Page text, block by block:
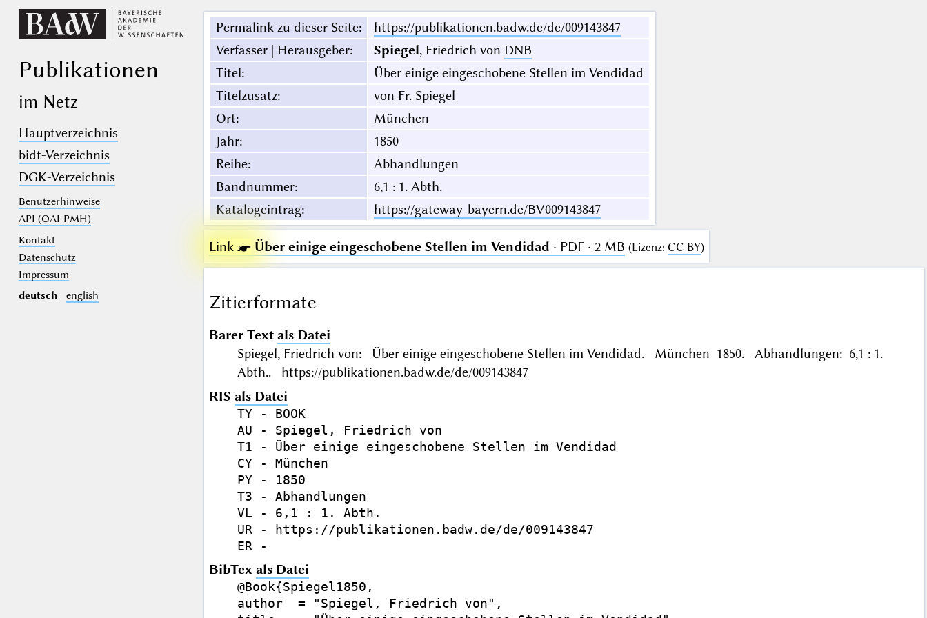
Publikationen
im Netz
Hauptverzeichnis
bidt-Verzeichnis
DGK-Verzeichnis
Benutzerhinweise
API (OAI-PMH)
Kontakt
Datenschutz
Impressum
deutsch
english
Permalink zu dieser Seite:
https://publikationen.badw.de/de/009143847
Verfasser | Herausgeber: Spiegel, Friedrich von DNB
Titel:
Über einige eingeschobene Stellen im Vendidad
Titelzusatz:
von Fr. Spiegel
Ort:
München
Jahr:
1850
Reihe:
Abhandlungen
Bandnummer:
6,1 : 1. Abth.
Katalogeintrag: https://gateway-bayern.de/BV009143847
Link ☛ Über einige eingeschobene Stellen im Vendidad · PDF · 2 MB (Lizenz: CC BY)
Zitierformate
Barer Text als Datei
Spiegel, Friedrich von: Über einige eingeschobene Stellen im Vendidad. München 1850. Abhandlungen: 6,1 : 1.
Abth.. https://publikationen.badw.de/de/009143847
RIS als Datei
TY - BOOK
AU - Spiegel, Friedrich von
T1 - Über einige eingeschobene Stellen im Vendidad
CY - München
PY - 1850
T3 - Abhandlungen
VL - 6,1 : 1. Abth.
UR - https://publikationen.badw.de/de/009143847
BibTex als Datei
@Book{Spiegel1850,
author  = "Spiegel, Friedrich von",